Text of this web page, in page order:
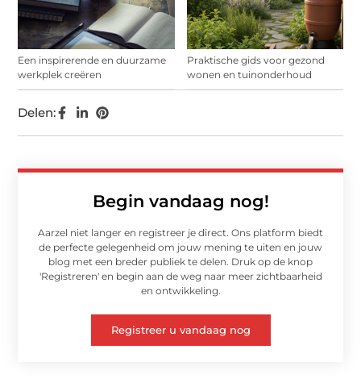
Een inspirerende en duurzame
werkplek creëren
Praktische gids voor gezond
wonen en tuinonderhoud
Begin vandaag nog!
Aarzel niet langer en registreer je direct. Ons platform biedt
de perfecte gelegenheid om jouw mening te uiten en jouw
blog met een breder publiek te delen. Druk op de knop
'Registreren' en begin aan de weg naar meer zichtbaarheid
en ontwikkeling.
Registreer u vandaag nog
Delen: